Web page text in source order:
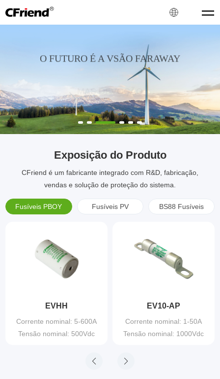
O FUTURO É A VSÃO FARAWAY
MAS DEVOÇÃO
CFriend é um fabricante integrado com R&D, fabricação, vendas e
solução de proteção do sistema.
Exposição do Produto
CFriend é um fabricante integrado com R&D, fabricação,
vendas e solução de proteção do sistema.
Fusíveis PBOY Fusíveis PV BS88 Fusíveis
EVHH
Corrente nominal: 5-600A
Tensão nominal: 500Vdc
EV10-AP
Corrente nominal: 1-50A
Tensão nominal: 1000Vdc